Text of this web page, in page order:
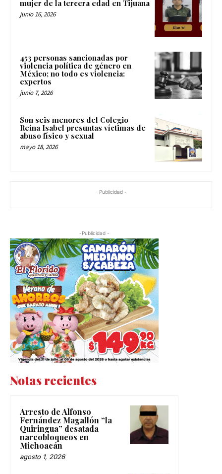
mujer de la tercera edad en Tijuana
junio 16, 2026
453 personas sancionadas por
violencia política de género en
México; no todo es violencia:
expertos
junio 7, 2026
Son seis menores del Colegio
Reina Isabel presuntas víctimas de
abuso físico y sexual
mayo 18, 2026
- Publicidad -
-Publicidad -
Notas recientes
Arresto de Alfonso
Fernández Magallón “la
Quiringua” desatada
narcobloqueos en
Michoacán
agosto 1, 2026